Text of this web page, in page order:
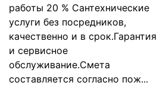
работы 20 % Сантехнические
услуги без посредников,
качественно и в срок.Гарантия
и сервисное
обслуживание.Смета
составляется согласно пож...